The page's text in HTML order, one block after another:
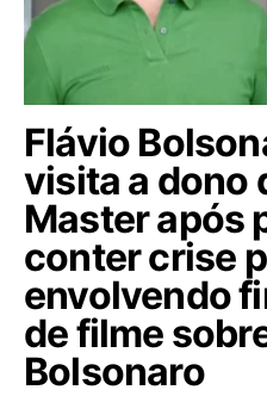
Flávio
visita a dono
Master após
conter crise
envolvendo
de filme
Bolsonaro